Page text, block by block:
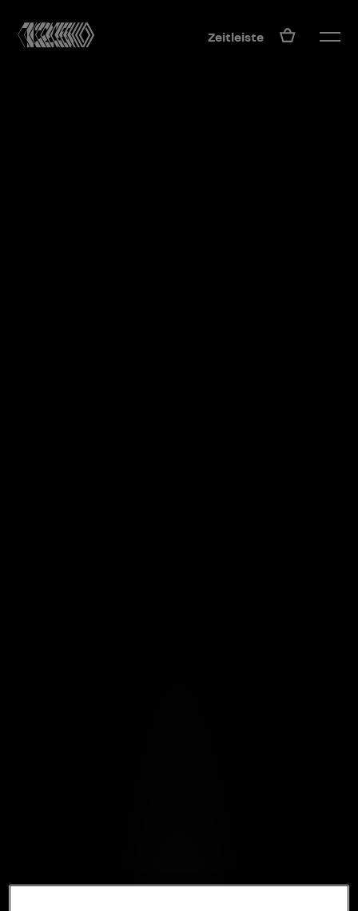
Zeitleiste DE